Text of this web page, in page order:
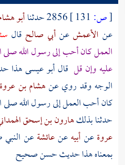
[ص: 2856 حدثنا أبو
عن الأعمشعنأبي صالح قال
العمل كان أحب إلى رسول الله صلى
عليه وإن قل قال أبو عيسى
الوجه وقد روي عنهشام بن عروة
كان أحب العمل إلى رسول الله صلى
حدثنا بذلكهارون بن إسحق
عروةعنأبيهعنعائشةعن النبي
بمعناه هذا حديث حسن صحيح